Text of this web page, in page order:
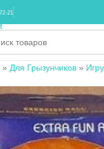
21
» Для Грызунчиков »